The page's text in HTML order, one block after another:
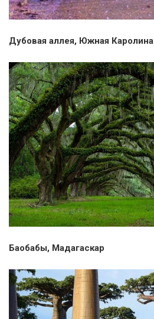
Дубовая аллея, Южная Каролина
Баобабы, Мадагаскар